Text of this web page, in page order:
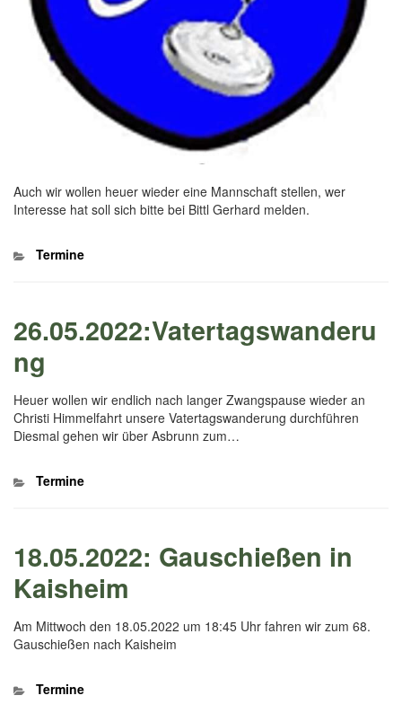
Auch wir wollen heuer wieder eine Mannschaft stellen, wer
Interesse hat soll sich bitte bei Bittl Gerhard melden.
Kategorien
Termine
26.05.2022:Vatertagswanderu
ng
Heuer wollen wir endlich nach langer Zwangspause wieder an
Christi Himmelfahrt unsere Vatertagswanderung durchführen
Diesmal gehen wir über Asbrunn zum…
Kategorien
Termine
18.05.2022: Gauschießen in
Kaisheim
Am Mittwoch den 18.05.2022 um 18:45 Uhr fahren wir zum 68.
Gauschießen nach Kaisheim
Kategorien
Termine